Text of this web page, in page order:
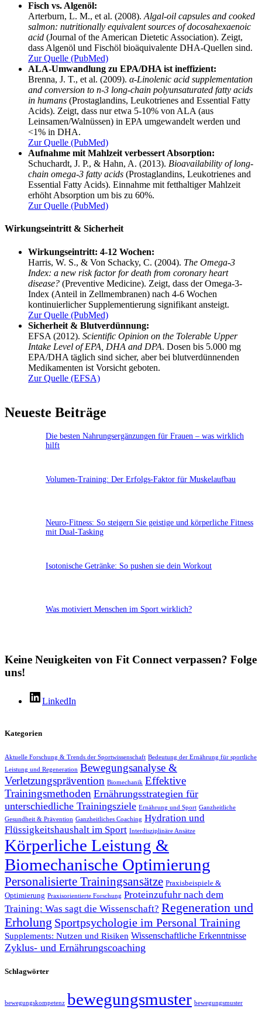
Fisch vs. Algenöl:
Arterburn, L. M., et al. (2008). Algal-oil capsules and cooked
salmon: nutritionally equivalent sources of docosahexaenoic
acid (Journal of the American Dietetic Association). Zeigt,
dass Algenöl und Fischöl bioäquivalente DHA-Quellen sind.
Zur Quelle (PubMed)
ALA-Umwandlung zu EPA/DHA ist ineffizient:
Brenna, J. T., et al. (2009). α-Linolenic acid supplementation
and conversion to n-3 long-chain polyunsaturated fatty acids
in humans (Prostaglandins, Leukotrienes and Essential Fatty
Acids). Zeigt, dass nur etwa 5-10% von ALA (aus
Leinsamen/Walnüssen) in EPA umgewandelt werden und
<1% in DHA.
Zur Quelle (PubMed)
Aufnahme mit Mahlzeit verbessert Absorption:
Schuchardt, J. P., & Hahn, A. (2013). Bioavailability of long-
chain omega-3 fatty acids (Prostaglandins, Leukotrienes and
Essential Fatty Acids). Einnahme mit fetthaltiger Mahlzeit
erhöht Absorption um bis zu 60%.
Zur Quelle (PubMed)
Wirkungseintritt & Sicherheit
Wirkungseintritt: 4-12 Wochen:
Harris, W. S., & Von Schacky, C. (2004). The Omega-3
Index: a new risk factor for death from coronary heart
disease? (Preventive Medicine). Zeigt, dass der Omega-3-
Index (Anteil in Zellmembranen) nach 4-6 Wochen
kontinuierlicher Supplementierung signifikant ansteigt.
Zur Quelle (PubMed)
Sicherheit & Blutverdünnung:
EFSA (2012). Scientific Opinion on the Tolerable Upper
Intake Level of EPA, DHA and DPA. Dosen bis 5.000 mg
EPA/DHA täglich sind sicher, aber bei blutverdünnenden
Medikamenten ist Vorsicht geboten.
Zur Quelle (EFSA)
Neueste Beiträge
Die besten Nahrungsergänzungen für Frauen – was wirklich
hilft
Volumen-Training: Der Erfolgs-Faktor für Muskelaufbau
Neuro-Fitness: So steigern Sie geistige und körperliche Fitness
mit Dual-Tasking
Isotonische Getränke: So pushen sie dein Workout
Was motiviert Menschen im Sport wirklich?
Keine Neuigkeiten von Fit Connect verpassen? Folge
uns!
LinkedIn
Kategorien
Aktuelle Forschung & Trends der Sportwissenschaft Bedeutung der Ernährung für sportliche
Leistung und Regeneration Bewegungsanalyse &
Verletzungsprävention Biomechanik Effektive
Trainingsmethoden Ernährungsstrategien für
unterschiedliche Trainingsziele Ernährung und Sport Ganzheitliche
Gesundheit & Prävention Ganzheitliches Coaching Hydration und
Flüssigkeitshaushalt im Sport Interdisziplinäre Ansätze
Körperliche Leistung &
Biomechanische Optimierung
Personalisierte Trainingsansätze Praxisbeispiele &
Optimierung Praxisorientierte Forschung Proteinzufuhr nach dem
Training: Was sagt die Wissenschaft? Regeneration und
Erholung Sportpsychologie im Personal Training
Supplements: Nutzen und Risiken Wissenschaftliche Erkenntnisse
Zyklus- und Ernährungscoaching
Schlagwörter
bewegungskompetenz bewegungsmuster bewegungsmuster